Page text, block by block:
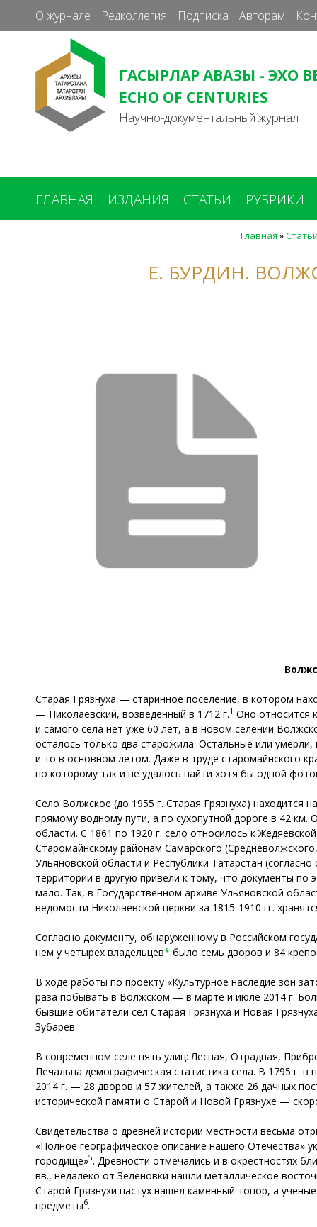
О журнале Редколлегия Подписка Авторам
ГАСЫРЛАР АВАЗЫ - ЭХО
ECHO OF CENTURIES
Научно-документальный журнал
ГЛАВНАЯ ИЗДАНИЯ СТАТЬИ РУБРИКИ
Главная »
Е. БУРДИН.
Старая Грязнуха — старинное поселение, в котором
— Николаевский, возведенный в 1712 г.1 Оно относится
и самого села нет уже 60 лет, а в новом селении
осталось только два старожила. Остальные или
и то в основном летом. Даже в труде старомайнского
по которому так и не удалось найти хотя бы одной
Село Волжское (до 1955 г. Старая Грязнуха) находится
прямому водному пути, а по сухопутной дороге в 42 км.
области. С 1861 по 1920 г. село относилось к
Старомайнскому районам Самарского
Ульяновской области и Республики Татарстан
территории в другую привели к тому, что документы
мало. Так, в Государственном архиве Ульяновской
ведомости Николаевской церкви за 1815-1910 гг.
Согласно документу, обнаруженному в Российском
нем у четырех владельцев* было семь дворов и 84
В ходе работы по проекту «Культурное наследие зон
раза побывать в Волжском — в марте и июле 2014 г.
бывшие обитатели сел Старая Грязнуха и Новая
Зубарев.
В современном селе пять улиц: Лесная, Отрадная,
Печальна демографическая статистика села. В 1795 г.
2014 г. — 28 дворов и 57 жителей, а также 26 дачных
исторической памяти о Старой и Новой Грязнухе —
Свидетельства о древней истории местности весьма
«Полное географическое описание нашего Отечества»
городище»5. Древности отмечались и в окрестностях
вв., недалеко от Зеленовки нашли металлическое
Старой Грязнухи пастух нашел каменный топор, а
предметы6.